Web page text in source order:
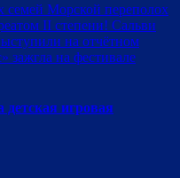
семей Морской переполох
II степени! Сальви
на отчётном
зажгла на фестивале
игровая